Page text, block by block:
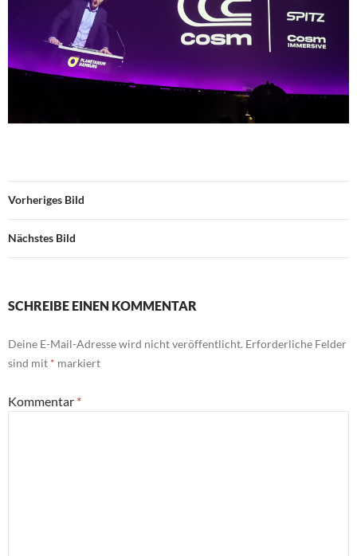
Vorheriges Bild
Nächstes Bild
SCHREIBE EINEN KOMMENTAR
Deine E-Mail-Adresse wird nicht veröffentlicht. Erforderliche Felder
sind mit * markiert
Kommentar *